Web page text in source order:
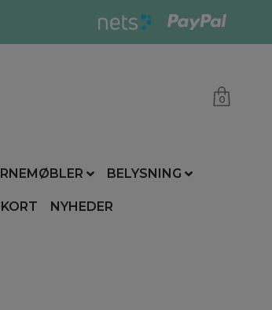
0
BELYSNING
NYHEDER